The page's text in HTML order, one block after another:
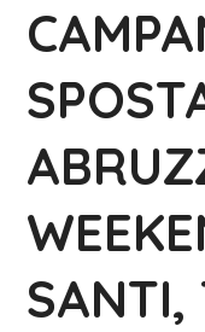
SANTI,